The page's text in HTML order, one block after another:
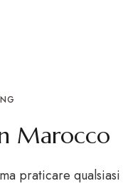
Marocco
praticare qualsiasi